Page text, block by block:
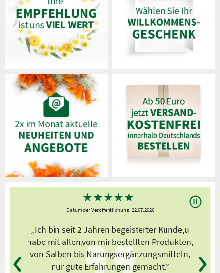
★★★★★
Datum der Veröffentlichung: 22.07.2026
„Ich bin seit 2 Jahren begeisterter Kunde,u
habe mit allen,von mir bestellten Produkten,
von Salben bis Narungsergänzungsmitteln,
nur gute Erfahrungen gemacht.”